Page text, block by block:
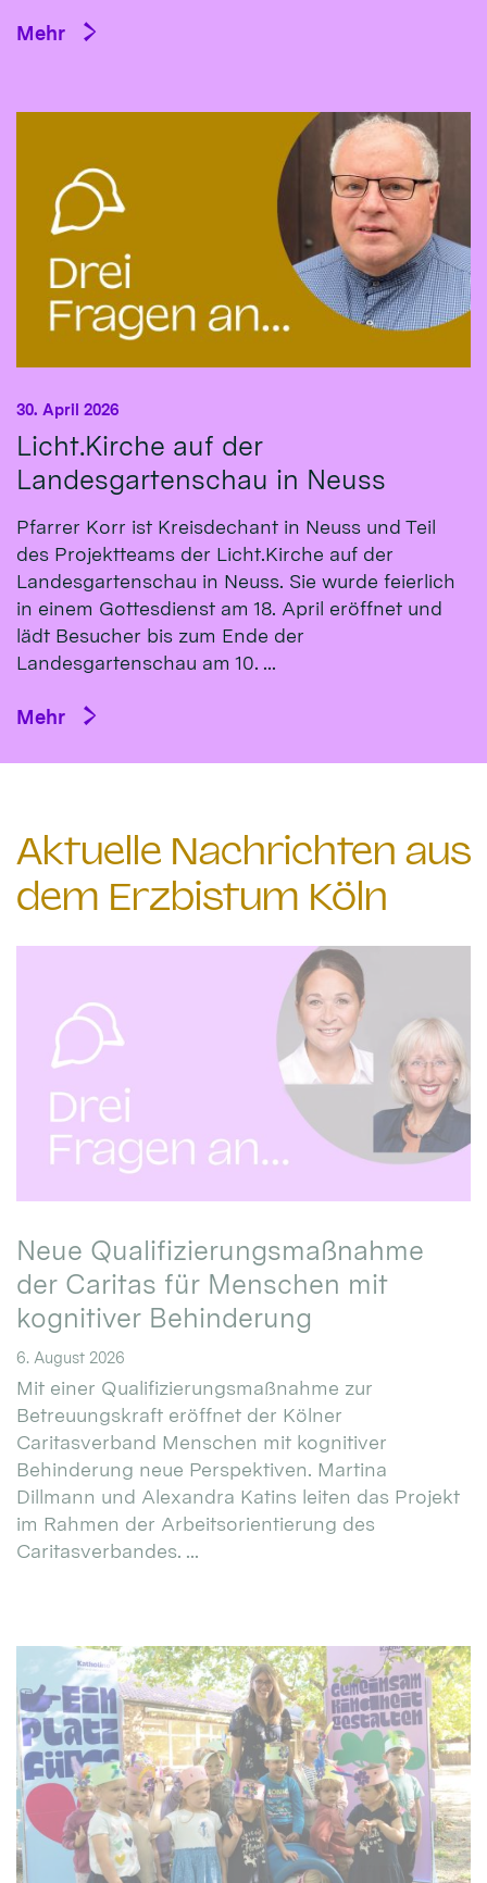
Mehr
Licht.Kirche auf der
Landesgartenschau in Neuss
30. April 2026
Pfarrer Korr ist Kreisdechant in Neuss und Teil
des Projektteams der Licht.Kirche auf der
Landesgartenschau in Neuss. Sie wurde feierlich
in einem Gottesdienst am 18. April eröffnet und
lädt Besucher bis zum Ende der
Landesgartenschau am 10. ...
Mehr
Aktuelle Nachrichten aus
dem Erzbistum Köln
Neue Qualifizierungsmaßnahme
der Caritas für Menschen mit
kognitiver Behinderung
6. August 2026
Mit einer Qualifizierungsmaßnahme zur
Betreuungskraft eröffnet der Kölner
Caritasverband Menschen mit kognitiver
Behinderung neue Perspektiven. Martina
Dillmann und Alexandra Katins leiten das Projekt
im Rahmen der Arbeitsorientierung des
Caritasverbandes. ...